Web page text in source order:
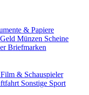
& Papiere
Geld Münzen Scheine
Briefmarken
Film & Schauspieler
Sonstige Sport